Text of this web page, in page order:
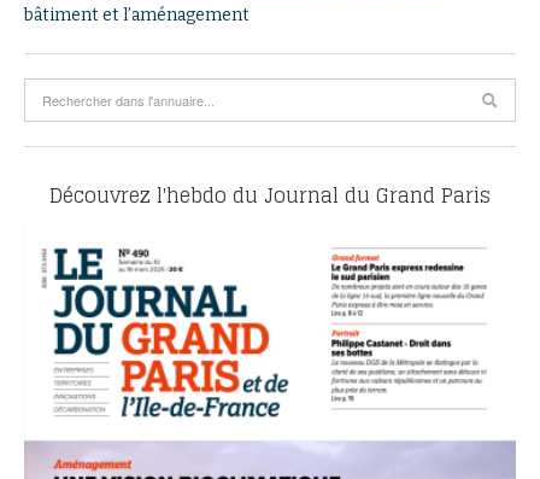
bâtiment et l’aménagement
Découvrez l'hebdo du Journal du Grand Paris